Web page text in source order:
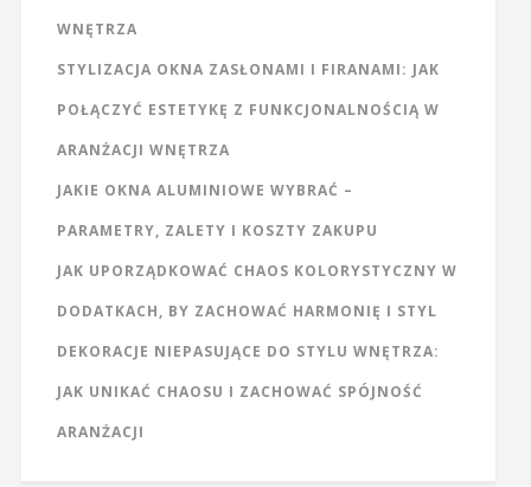
WNĘTRZA
STYLIZACJA OKNA ZASŁONAMI I FIRANAMI: JAK
POŁĄCZYĆ ESTETYKĘ Z FUNKCJONALNOŚCIĄ W
ARANŻACJI WNĘTRZA
JAKIE OKNA ALUMINIOWE WYBRAĆ –
PARAMETRY, ZALETY I KOSZTY ZAKUPU
JAK UPORZĄDKOWAĆ CHAOS KOLORYSTYCZNY W
DODATKACH, BY ZACHOWAĆ HARMONIĘ I STYL
DEKORACJE NIEPASUJĄCE DO STYLU WNĘTRZA:
JAK UNIKAĆ CHAOSU I ZACHOWAĆ SPÓJNOŚĆ
ARANŻACJI